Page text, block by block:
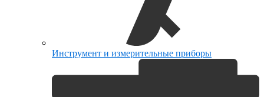
Инструмент и измерительные приборы